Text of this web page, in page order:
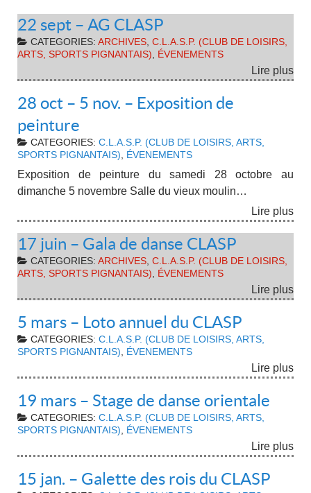
22 sept – AG CLASP
CATEGORIES: ARCHIVES, C.L.A.S.P. (CLUB DE LOISIRS,
ARTS, SPORTS PIGNANTAIS), ÉVENEMENTS
Lire plus
28 oct – 5 nov. – Exposition de
peinture
CATEGORIES: C.L.A.S.P. (CLUB DE LOISIRS, ARTS,
SPORTS PIGNANTAIS), ÉVENEMENTS
Exposition de peinture du samedi 28 octobre au
dimanche 5 novembre Salle du vieux moulin…
Lire plus
17 juin – Gala de danse CLASP
CATEGORIES: ARCHIVES C.L.A.S.P. (CLUB DE LOISIRS,
ARTS, SPORTS PIGNANTAIS)
ÉVENEMENTS
Lire plus
5 mars – Loto annuel du CLASP
CATEGORIES: C.L.A.S.P. (CLUB DE LOISIRS, ARTS,
SPORTS PIGNANTAIS)
ÉVENEMENTS
Lire plus
19 mars – Stage de danse orientale
CATEGORIES: C.L.A.S.P. (CLUB DE LOISIRS, ARTS,
SPORTS PIGNANTAIS)
ÉVENEMENTS
Lire plus
15 jan. – Galette des rois du CLASP